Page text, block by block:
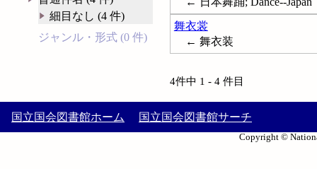
細目なし (4 件)
ジャンル・形式 (0 件)
舞衣裳
← 舞衣装
4件中 1 - 4 件目
国立国会図書館ホーム 国立国会図書館サーチ
Copyright ©